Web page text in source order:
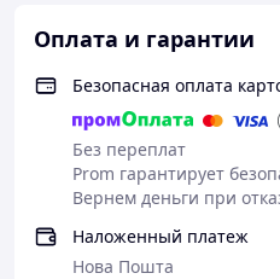
Оплата и гарантии
Безопасная оплата
Без переплат
Prom гарантирует
Вернем деньги при
Наложенный платеж
Нова Пошта